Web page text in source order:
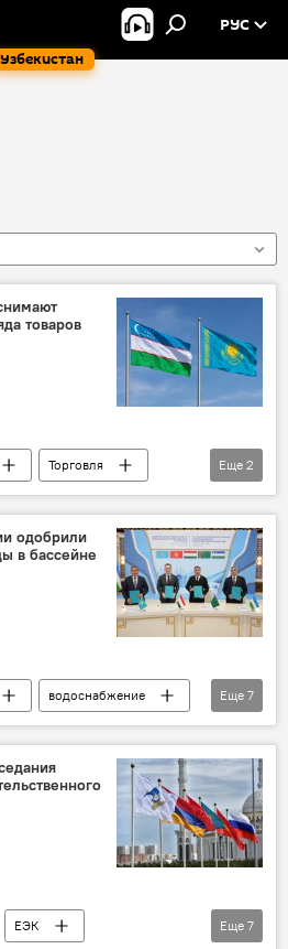
Узбекистан
РУС
товаров
Торговля
Еще 2
одобрили
в бассейне
водоснабжение
Узбекистан
ресурсы
Еще 7
ЕЭК
Еще 7